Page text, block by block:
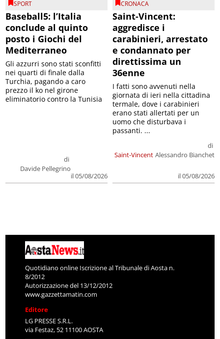
SPORT
Baseball5: l’Italia
conclude al quinto
posto i Giochi del
Mediterraneo
di
Davide Pellegrino
il 05/08/2026
Gli azzurri sono stati sconfitti
nei quarti di finale dalla
Turchia, pagando a caro
prezzo il ko nel girone
eliminatorio contro la Tunisia
CRONACA
Saint-Vincent:
aggredisce i
carabinieri, arrestato
e condannato per
direttissima un
36enne
Saint-Vincent
di
Alessandro Bianchet
il 05/08/2026
I fatti sono avvenuti nella
giornata di ieri nella cittadina
termale, dove i carabinieri
erano stati allertati per un
uomo che disturbava i
passanti. ...
Quotidiano online Iscrizione al Tribunale di Aosta n.
8/2012
Autorizzazione del 13/12/2012
www.gazzettamatin.com
Editore
LG PRESSE S.R.L.
via Festaz, 52 11100 AOSTA